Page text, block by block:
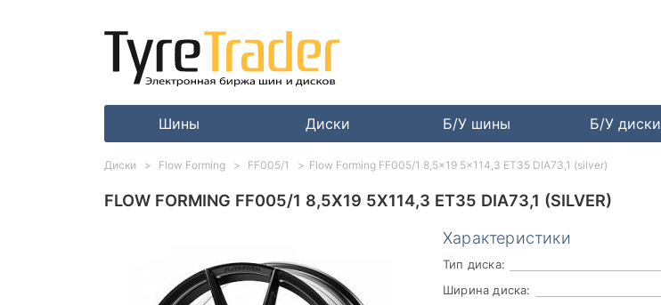
Шины Диски Б/У шины Б/У диски
FLOW FORMING FF005/1 8,5X19 5X114,3 ET35 DIA73,1 (SILVER)
Характеристики
Тип диска:
Ширина диска:
Диски Flow Forming FF005/1 Flow Forming FF005/1 8,5x19 5x114,3 ET35 DIA73,1 (silver)